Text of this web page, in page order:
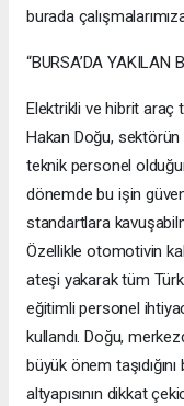
burada
“BURSA’DA YAKILAN
Elektrikli ve hibrit araç
Hakan Doğu,
teknik personel
dönemde bu işin
standartlara
Özellikle otomotivin
ateşi yakarak tüm
eğitimli personel
kullandı. Doğu,
büyük önem
altyapısının dikkat